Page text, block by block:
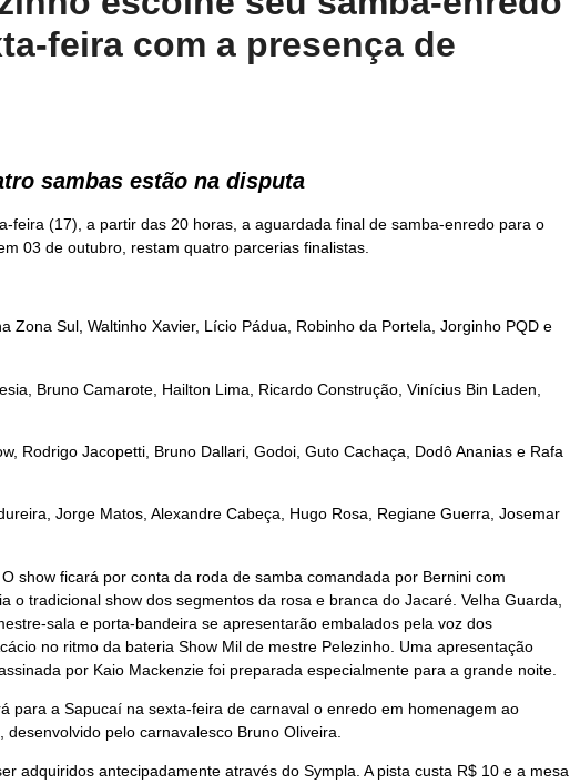
feira com a presença de
sambas estão na disputa
feira (17), a partir das 20 horas, a aguardada final de samba-enredo para o
03 de outubro, restam quatro parcerias finalistas.
Zona Sul, Waltinho Xavier, Lício Pádua, Robinho da Portela, Jorginho PQD e
Bruno Camarote, Hailton Lima, Ricardo Construção, Vinícius Bin Laden,
Rodrigo Jacopetti, Bruno Dallari, Godoi, Guto Cachaça, Dodô Ananias e Rafa
Jorge Matos, Alexandre Cabeça, Hugo Rosa, Regiane Guerra, Josemar
show ficará por conta da roda de samba comandada por Bernini com
o tradicional show dos segmentos da rosa e branca do Jacaré. Velha Guarda,
sala e porta-bandeira se apresentarão embalados pela voz dos
no ritmo da bateria Show Mil de mestre Pelezinho. Uma apresentação
por Kaio Mackenzie foi preparada especialmente para a grande noite.
para a Sapucaí na sexta-feira de carnaval o enredo em homenagem ao
pelo carnavalesco Bruno Oliveira.
adquiridos antecipadamente através do Sympla. A pista custa R$ 10 e a mesa